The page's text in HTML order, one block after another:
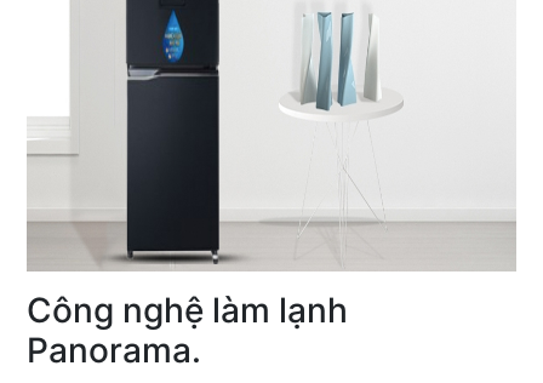
Công nghệ làm lạnh
Panorama.